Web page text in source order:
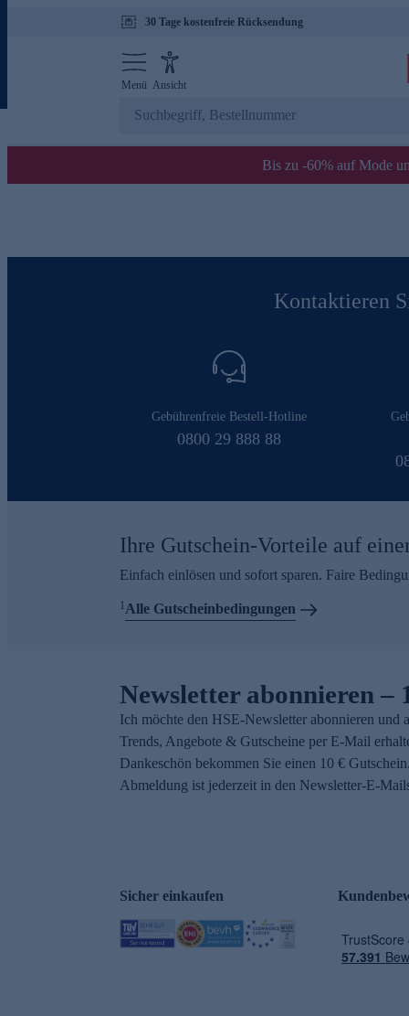
30 Tage kostenfreie Rücksendung
Menü Ansicht
Bis zu -60% auf Mode
Kontaktieren
Gebührenfreie Bestell-Hotline
0800 29 888 88
Ihre Gutschein-Vorteile auf
Einfach einlösen und sofort sparen. Faire
1Alle Gutscheinbedingungen
Newsletter abonnieren –
Ich möchte den HSE-Newsletter abonnieren und
Trends, Angebote & Gutscheine per E-Mail
Dankeschön bekommen Sie einen 10 €
Abmeldung ist jederzeit in den Newsletter-E-
Sicher einkaufen